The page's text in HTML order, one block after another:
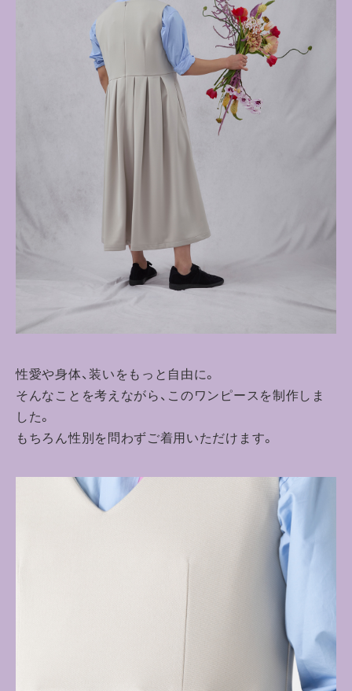
性愛や身体、装いをもっと自由に。
そんなことを考えながら、このワンピースを制作しま
した。
もちろん性別を問わずご着用いただけます。